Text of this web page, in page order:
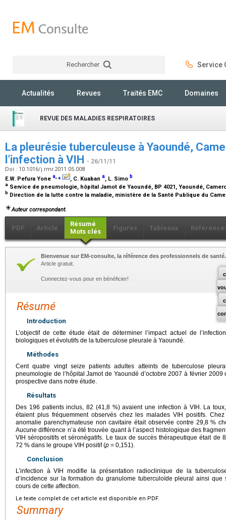
Rechercher Service
Actualités Revues Traités EMC Domaines
REVUE DES MALADIES RESPIRATOIRES
La pleurésie tuberculeuse à Yaoundé,
l’infection à VIH - 26/11/11
Doi : 10.1016/j.rmr.2011.05.008
E.W. Pefura Yone a,⁎ , C. Kuaban a, L. Simo b
a Service de pneumologie, hôpital Jamot de Yaoundé, BP 4021, Yaoundé,
b Direction de la lutte contre la maladie, ministère de la Santé Publique du
Auteur correspondant.
PDF Article
Résumé
Mots clés
Figures Tableaux
Bienvenue sur EM-consulte, la référence des professionnels de santé.
Article gratuit.
Connectez-vous pour en bénéficier!
Résumé
Introduction
L’objectif de cette étude était de déterminer l’impact actuel de
biologiques et évolutifs de la tuberculose pleurale à Yaoundé.
Méthodes
Cent quatre vingt seize patients adultes atteints de tuberculose
pneumologie de l’hôpital Jamot de Yaoundé d’octobre 2007 à février
prospective dans notre étude.
Résultats
Des 196 patients inclus, 82 (41,8 %) avaient une infection à VIH. La
étaient plus fréquemment observés chez les malades VIH positifs.
anomalie parenchymateuse non cavitaire était observée contre 29,8 %
Aucune différence n’a été trouvée quant à l’aspect histologique des
VIH séropositifs et séronégatifs. Le taux de succès thérapeutique était de
72 % dans le groupe VIH positif (p = 0,151).
Conclusion
L’infection à VIH modifie la présentation radioclinique de la
d’incidence sur la formation du granulome tuberculoïde pleural ainsi
cours de cette affection.
Le texte complet de cet article est disponible en PDF.
Summary